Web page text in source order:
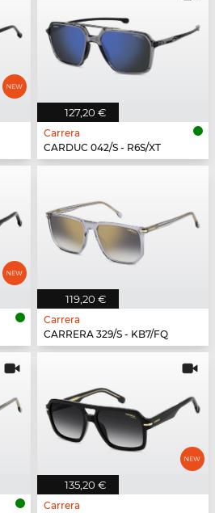
127,20 €
Carrera
CARDUC 042/S - R6S/XT
119,20 €
Carrera
CARRERA 329/S - KB7/FQ
135,20 €
Carrera